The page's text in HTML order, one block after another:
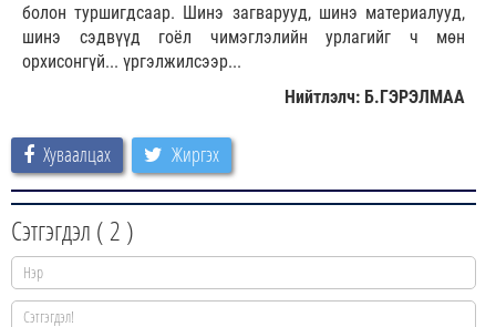
болон туршигдсаар. Шинэ загварууд, шинэ материалууд,
шинэ сэдвүүд гоёл чимэглэлийн урлагийг ч мөн
орхисонгүй... үргэлжилсээр...
Нийтлэлч: Б.ГЭРЭЛМАА
Хуваалцах Жиргэх
Сэтгэгдэл (2 )